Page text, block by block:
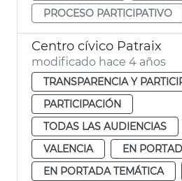
PROCESO PARTICIPATIVO
Centro cívico Patraix
modificado hace 4 años
TRANSPARENCIA Y
PARTICIPACIÓN
TODAS LAS AUDIENCIAS
VALENCIA
EN
EN PORTADA TEMÁTICA